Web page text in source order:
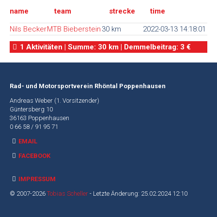
Alte
Webseite
name team strecke time
Nils BeckerMTB Bieberstein 30 km 2022-03-13 14:18:01
1 Aktivitäten | Summe: 30 km | Demmelbeitrag: 3 €
Rad- und Motorsportverein Rhöntal Poppenhausen
Andreas Weber (1. Vorsitzender)
Güntersberg 10
36163 Poppenhausen
0 66 58 / 91 95 71
EMAIL
FACEBOOK
IMPRESSUM
© 2007-2026 Tobias Scheller - Letzte Änderung: 25.02.2024 12:10